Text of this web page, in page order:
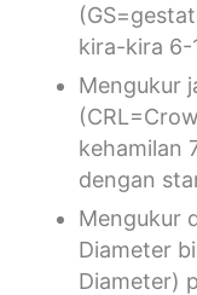
kira-kira 6-
Mengukur
kehamilan
dengan
Mengukur
Diameter
Diameter)